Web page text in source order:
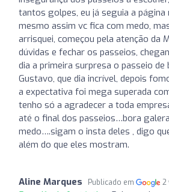
tantos golpes, eu já seguia a página
mesmo assim vc fica com medo,
arrisquei, começou pela atenção da
dúvidas e fechar os passeios,
dia a primeira surpresa o passeio
Gustavo, que dia incrível, depois
a expectativa foi mega superada
tenho só a agradecer a toda
até o final dos passeios…bora
medo….sigam o insta deles , digo
além do que eles mostram.
Aline Marques Publicado em 2